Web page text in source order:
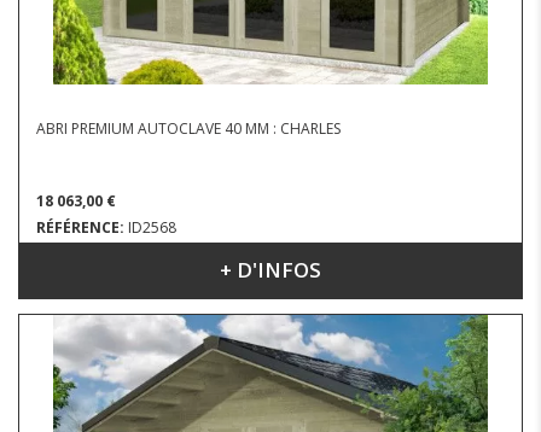
ABRI PREMIUM AUTOCLAVE 40 MM : CHARLES
18 063,00 €
RÉFÉRENCE: ID2568
DIMENSIONS : 5.04 X 4.54 M+ D'INFOS